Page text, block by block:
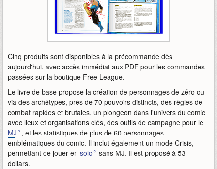
Cinq produits sont disponibles à la précommande dès
aujourd'hui, avec accès immédiat aux PDF pour les commandes
passées sur la boutique Free League.
Le livre de base propose la création de personnages de zéro ou
via des archétypes, près de 70 pouvoirs distincts, des règles de
combat rapides et brutales, un plongeon dans l'univers du comic
avec lieux et organisations clés, des outils de campagne pour le
MJ , et les statistiques de plus de 60 personnages
emblématiques du comic. Il inclut également un mode Crisis,
permettant de jouer en solo
sans MJ. Il est proposé à 53
dollars.